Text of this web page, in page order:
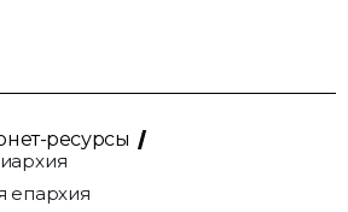
ресурсы
епархия